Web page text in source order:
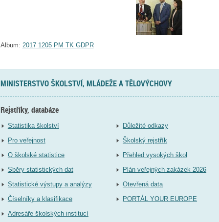
Album: 2017 1205 PM TK GDPR
MINISTERSTVO ŠKOLSTVÍ, MLÁDEŽE A TĚLOVÝCHOVY
Rejstříky, databáze
Statistika školství
Pro veřejnost
O školské statistice
Sběry statistických dat
Statistické výstupy a analýzy
Číselníky a klasifikace
Adresáře školských institucí
Důležité odkazy
Školský rejstřík
Přehled vysokých škol
Plán veřejných zakázek 2026
Otevřená data
PORTÁL YOUR EUROPE